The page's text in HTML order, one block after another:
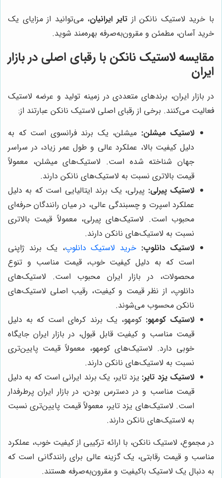
با خرید لاستیک نانکن از تایر ایرانیان، می‌توانید از مزایای یک
خرید آسان، مطمئن و مقرون‌به‌صرفه بهره‌مند شوید.
مقایسه لاستیک نانکن با رقبای اصلی در بازار
ایران
در بازار ایران، برندهای متعددی در زمینه تولید و عرضه لاستیک
فعالیت می‌کنند. برخی از رقبای اصلی لاستیک نانکن عبارتند از:
لاستیک میشلن: میشلن، یک برند فرانسوی است که به
دلیل کیفیت بالا، عملکرد عالی و طول عمر زیاد، در سراسر
جهان شناخته شده است. لاستیک‌های میشلن، معمولاً
قیمت بالاتری نسبت به لاستیک‌های نانکن دارند.
لاستیک پیرلی: پیرلی، یک برند ایتالیایی است که به دلیل
عملکرد اسپرت و چسبندگی عالی، در میان رانندگان حرفه‌ای
محبوب است. لاستیک‌های پیرلی، معمولاً قیمت بالاتری
نسبت به لاستیک‌های نانکن دارند.
لاستیک دانلوپ: خرید لاستیک دانلوپ، یک برند ژاپنی
است که به دلیل کیفیت خوب، قیمت مناسب و تنوع
محصولات، در بازار ایران محبوب است. لاستیک‌های
دانلوپ، از نظر قیمت و کیفیت، رقیب اصلی لاستیک‌های
نانکن محسوب می‌شوند.
لاستیک کومهو: کومهو، یک برند کره‌ای است که به دلیل
قیمت مناسب و کیفیت قابل قبول، در بازار ایران جایگاه
خوبی دارد. لاستیک‌های کومهو، معمولاً قیمت پایین‌تری
نسبت به لاستیک‌های نانکن دارند.
لاستیک یزد تایر: یزد تایر، یک برند ایرانی است که به دلیل
قیمت مناسب و در دسترس بودن، در بازار ایران پرطرفدار
است. لاستیک‌های یزد تایر، معمولاً قیمت پایین‌تری نسبت
به لاستیک‌های نانکن دارند.
در مجموع، لاستیک نانکن، با ارائه ترکیبی از کیفیت خوب، عملکرد
مناسب و قیمت رقابتی، یک گزینه عالی برای رانندگانی است که
به دنبال یک لاستیک باکیفیت و مقرون‌به‌صرفه هستند.